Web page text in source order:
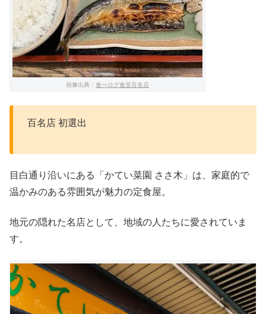
画像出典： 食べログ食堂百名店
百名店 初選出
目白通り沿いにある「かてい菜園 ささ木」は、家庭的で
温かみのある雰囲気が魅力の定食屋。
地元の隠れた名店として、地域の人たちに愛されていま
す。